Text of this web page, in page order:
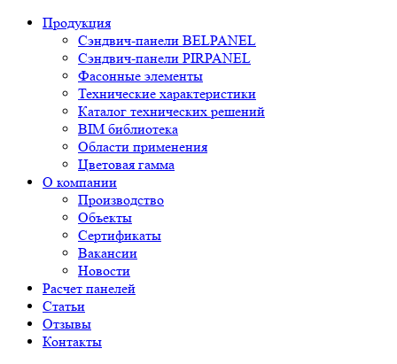
Продукция
Сэндвич-панели BELPANEL
Сэндвич-панели PIRPANEL
Фасонные элементы
Технические характеристики
Каталог технических решений
BIM библиотека
Области применения
Цветовая гамма
О компании
Производство
Объекты
Сертификаты
Вакансии
Новости
Расчет панелей
Статьи
Отзывы
Контакты